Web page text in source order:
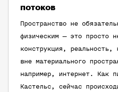
потоков
Пространство не
физическим — это просто
конструкция, реальность,
вне материального
например, интернет. Как
Кастельс, сейчас